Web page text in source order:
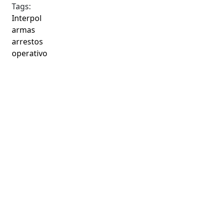
Tags:
Interpol
armas
arrestos
operativo